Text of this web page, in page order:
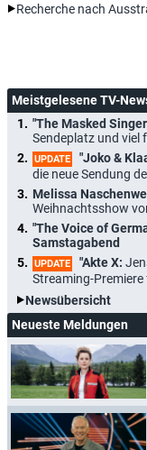
Recherche nach
Meistgelesene TV-
"The Masked
Sendeplatz und viel
UPDATE "Joko &
die neue Sendung
Melissa
Weihnachtsshow
"The Voice of
Samstagabend
UPDATE "Akte X:
Streaming-
Newsübersicht
Neueste Meldungen